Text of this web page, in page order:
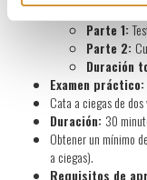
Examen teórico:
Parte 1:
Parte 2:
Duración
Examen práctico:
Cata a ciegas de dos
Duración: 30
Obtener un mínimo
a ciegas).
Requisitos de